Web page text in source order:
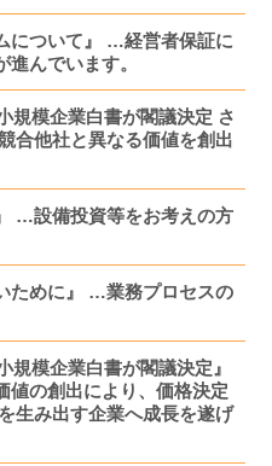
について』 …経営者保証に
んでいます。
規模企業白書が閣議決定 さ
合他社と異なる価値を創出
…設備投資等をお考えの方
ために』 …業務プロセスの
規模企業白書が閣議決定』
の創出により、価格決定
み出す企業へ成長を遂げ